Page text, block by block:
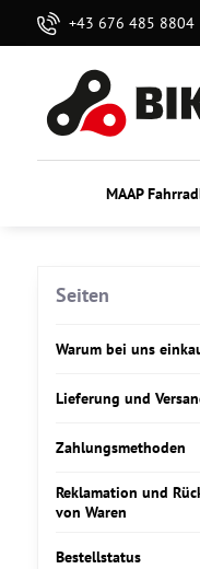
+43 676 485 8804
MAAP
Seiten
Warum bei uns
Lieferung und
Zahlungsmethoden
Reklamation und
von Waren
Bestellstatus